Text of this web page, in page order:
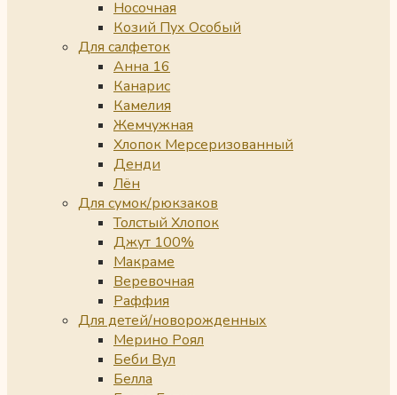
Носочная
Козий Пух Особый
Для салфеток
Анна 16
Канарис
Камелия
Жемчужная
Хлопок Мерсеризованный
Денди
Лён
Для сумок/рюкзаков
Толстый Хлопок
Джут 100%
Макраме
Веревочная
Раффия
Для детей/новорожденных
Мерино Роял
Беби Вул
Белла